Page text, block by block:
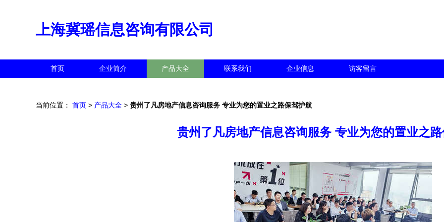
上海冀瑶信息咨询有限公司
首页 企业简介 产品大全 联系我们 企业信息 访客留言
当前位置： 首页 > 产品大全 > 贵州了凡房地产信息咨询服务 专业为您的置业之路保驾护航
贵州了凡房地产信息咨询服务 专业为您的置业之